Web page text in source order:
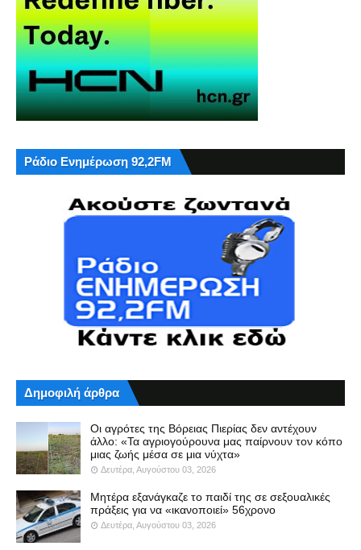
Ράδιο Ενημέρωση 92,2FM
Δημοφιλή άρθρα
Οι αγρότες της Βόρειας Πιερίας δεν αντέχουν
άλλο: «Τα αγριογούρουνα μας παίρνουν τον κόπο
μιας ζωής μέσα σε μια νύχτα»
Δευτέρα, Αυγούστου 03, 2026
Μητέρα εξανάγκαζε το παιδί της σε σεξουαλικές
πράξεις για να «ικανοποιεί» 56χρονο
Δευτέρα, Αυγούστου 03, 2026